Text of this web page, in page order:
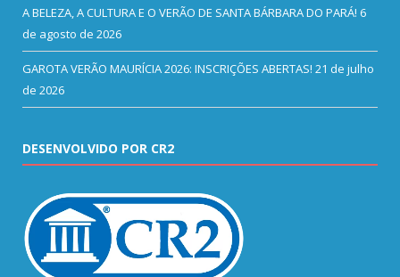
A BELEZA, A CULTURA E O VERÃO DE SANTA BÁRBARA DO PARÁ! 6
de agosto de 2026
GAROTA VERÃO MAURÍCIA 2026: INSCRIÇÕES ABERTAS! 21 de julho
de 2026
DESENVOLVIDO POR CR2